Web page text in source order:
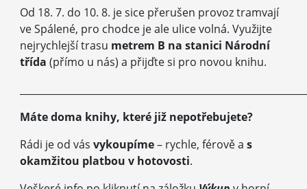
Od 18. 7. do 10. 8. je sice přerušen provoz tramvají
ve Spálené, pro chodce je ale ulice volná. Využijte
nejrychlejší trasu metrem B na stanici Národní
třída (přímo u nás) a přijďte si pro novou knihu.
Máte doma knihy, které již nepotřebujete?
Rádi je od vás vykoupíme– rychle, férově a s
okamžitou platbou v hotovosti.